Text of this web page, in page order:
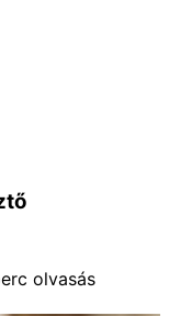
olvasás